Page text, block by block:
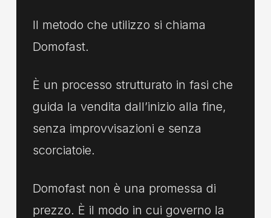
Il metodo che utilizzo si chiama
Domofast.
È un processo strutturato in fasi che
guida la vendita dall’inizio alla fine,
senza improvvisazioni e senza
scorciatoie.
Domofast non è una promessa di
prezzo. È il modo in cui governo la